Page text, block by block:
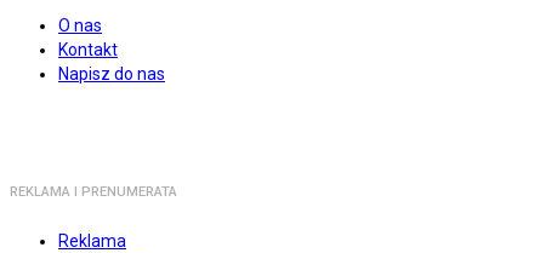
O nas
Kontakt
Napisz do nas
REKLAMA I PRENUMERATA
Reklama